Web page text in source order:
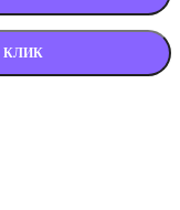
КЛИК